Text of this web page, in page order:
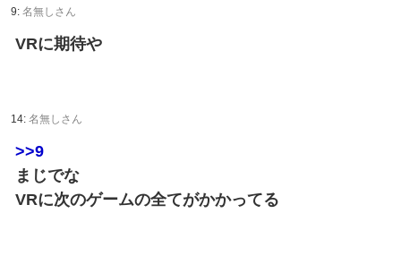
9: 名無しさん
VRに期待や
14: 名無しさん
>>9
まじでな
VRに次のゲームの全てがかかってる